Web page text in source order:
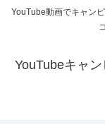
YouTube動画でキャン
YouTubeキャ